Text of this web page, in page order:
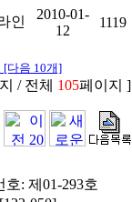
인
2010-01-
12
1119
[다음 10개]
/ 전체 105페이지 ]
: 제01-293호